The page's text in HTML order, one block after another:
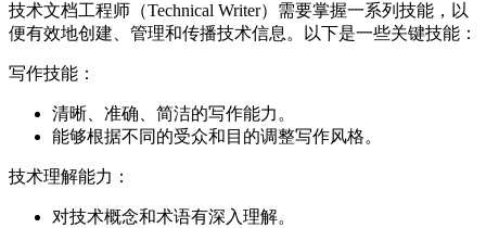
技术文档工程师（Technical Writer）需要掌握一系列技能，以
便有效地创建、管理和传播技术信息。以下是一些关键技能：
写作技能：
清晰、准确、简洁的写作能力。
能够根据不同的受众和目的调整写作风格。
技术理解能力：
对技术概念和术语有深入理解。